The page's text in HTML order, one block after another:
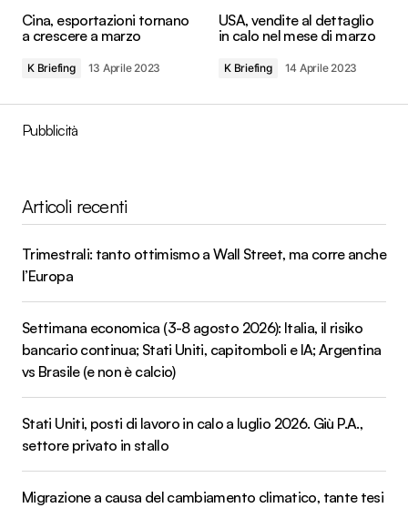
Cina, esportazioni tornano
a crescere a marzo
K Briefing 13 Aprile 2023
USA, vendite al dettaglio
in calo nel mese di marzo
K Briefing 14 Aprile 2023
Pubblicità
Articoli recenti
Trimestrali: tanto ottimismo a Wall Street, ma corre anche
l’Europa
Settimana economica (3-8 agosto 2026): Italia, il risiko
bancario continua; Stati Uniti, capitomboli e IA; Argentina
vs Brasile (e non è calcio)
Stati Uniti, posti di lavoro in calo a luglio 2026. Giù P.A.,
settore privato in stallo
Migrazione a causa del cambiamento climatico, tante tesi